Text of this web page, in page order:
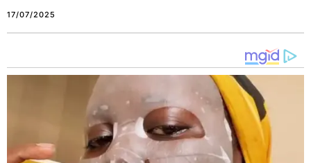
17/07/2025